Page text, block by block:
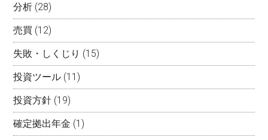
分析 (28)
売買 (12)
失敗・しくじり (15)
投資ツール (11)
投資方針 (19)
確定拠出年金 (1)